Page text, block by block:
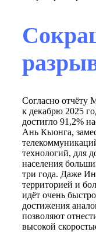
Согласно отчёту
к декабрю 2025
достигло 91,2%
Ань Кыонга,
технологий, для
населения
три года. Даже
территорией и
идёт очень
достижения
позволяют
высокой